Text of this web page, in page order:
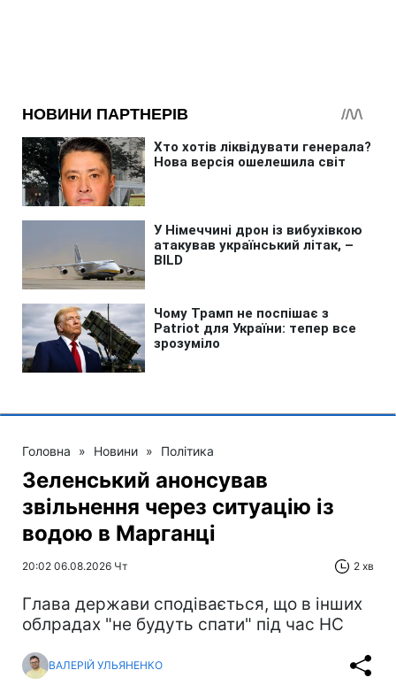
Головна » Новини » Політика
Зеленський анонсував
звільнення через ситуацію із
водою в Марганці
20:02 06.08.2026 Чт 2 хв
Глава держави сподівається, що в інших
облрадах "не будуть спати" під час НС
ВАЛЕРІЙ УЛЬЯНЕНКО